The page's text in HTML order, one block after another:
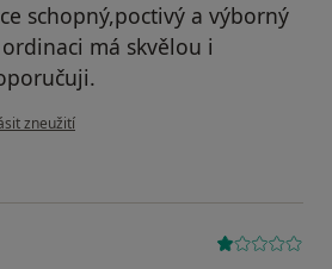
schopný,poctivý a výborný
má skvělou i
názoru uživatele Váš účet byl odstraněn
zneužití